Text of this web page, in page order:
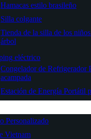
Hamacas estilo brasileño
Silla colgante
Tienda de la silla de los
árbol
eléctrico
Congelador de Refrigerador
acampada
Estación de Energía Portátil
Personalizado
Vietnam